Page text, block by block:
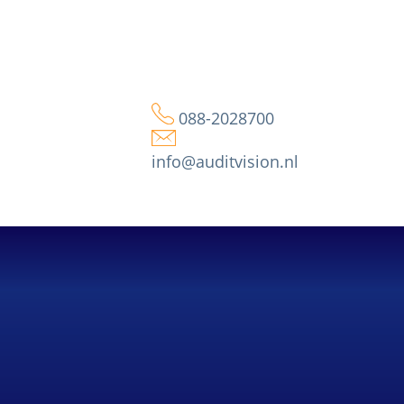
088-2028700
info@auditvision.nl